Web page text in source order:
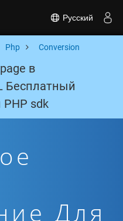
Русский
Php Conversion
в
Бесплатный
PHP sdk
Для